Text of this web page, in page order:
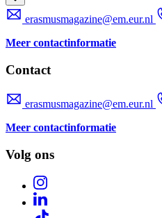
erasmusmagazine@em.eur.nl
Meer contactinformatie
Contact
erasmusmagazine@em.eur.nl
Meer contactinformatie
Volg ons